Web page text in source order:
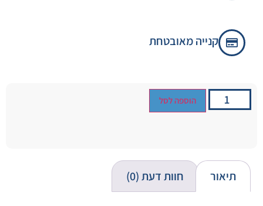
קנייה מאובטחת
הוספה לסל
תיאור חוות דעת (0)